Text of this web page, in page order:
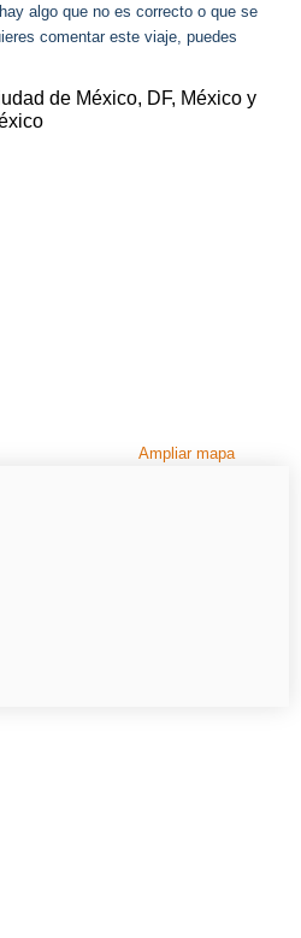
algo que no es correcto o que se
comentar este viaje, puedes
de México, DF, México y
Ampliar mapa